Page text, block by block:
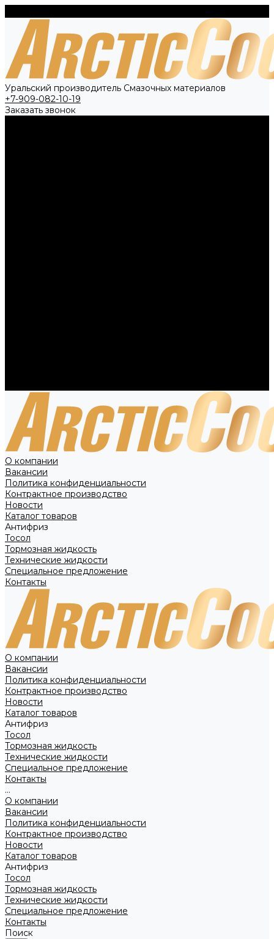
Уральский производитель Смазочных материалов
+7-909-082-10-19
Заказать звонок
О компании
Вакансии
Политика конфиденциальности
Контрактное производство
Новости
Каталог товаров
Антифриз
Тосол
Тормозная жидкость
Технические жидкости
Специальное предложение
Контакты
О компании
Вакансии
Политика конфиденциальности
Контрактное производство
Новости
Каталог товаров
Антифриз
Тосол
Тормозная жидкость
Технические жидкости
Специальное предложение
Контакты
...
О компании
Вакансии
Политика конфиденциальности
Контрактное производство
Новости
Каталог товаров
Антифриз
Тосол
Тормозная жидкость
Технические жидкости
Специальное предложение
Контакты
Поиск